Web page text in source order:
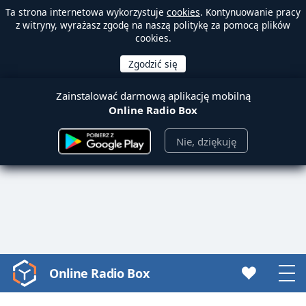
Ta strona internetowa wykorzystuje cookies. Kontynuowanie pracy
z witryny, wyrażasz zgodę na naszą politykę za pomocą plików
cookies.
Zainstalować darmową aplikację mobilną
Online Radio Box
Nie, dziękuję
Video
Player
Online Radio Box